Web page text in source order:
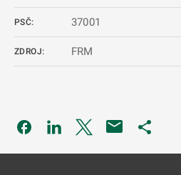
PSČ: 37001
ZDROJ: FRM
Odkaz se otevře na nové
Odkaz se otevře na
Odkaz se